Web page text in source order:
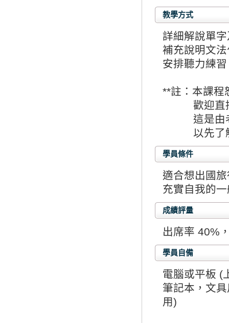
教學方式
詳細解說單
補充說明文
安排聽力練
**註：本課程
歡迎直接
這是由老
以先了解
學員條件
適合想出國
充實自我的
成績評量
出席率 40%
學員自備
電腦或平板 (
筆記本，文
用)